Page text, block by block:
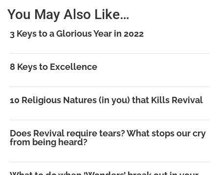
You May Also Like…
3 Keys to a Glorious Year in 2022
8 Keys to Excellence
10 Religious Natures (in you) that Kills Revival
Does Revival require tears? What stops our cry
from being heard?